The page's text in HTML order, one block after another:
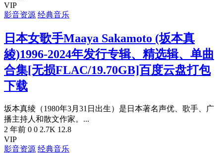
VIP
影音资源 经典音乐
日本女歌手Maaya Sakamoto (坂本真
綾)1996-2024年发行专辑、精选辑、单曲
合集[无损FLAC/19.70GB]百度云盘打包
下载
坂本真绫（1980年3月31日出生）是日本著名声优、歌手、广
播主持人和散文作家。...
2 年前 0 0 2.7K 12.8
VIP
影音资源 经典音乐